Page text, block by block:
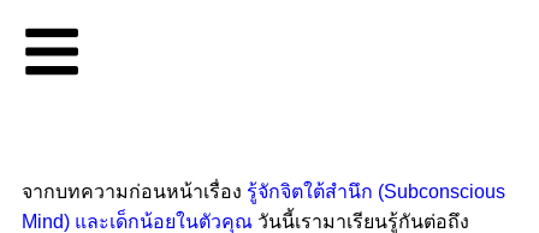
จากบทความก่อนหน้าเรื่อง รู้จักจิตใต้สำนึก (Subconscious
Mind) และเด็กน้อยในตัวคุณ วันนี้เรามาเรียนรู้กันต่อถึง